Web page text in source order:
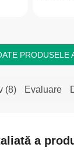
PRODUSELE
(8) Evaluare
a